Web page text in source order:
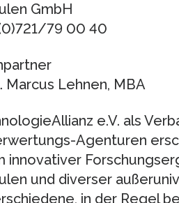
GmbH
79 00 40
Marcus Lehnen, MBA
e.V. als
Agenturen
innovativer
und diverser
in der Regel